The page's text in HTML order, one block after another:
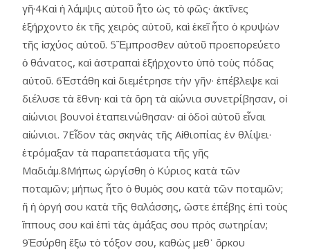
γῆ·4Καὶ ἡ λάμψις αὐτοῦ ἦτο ὡς τὸ φῶς· ἀκτῖνες
ἐξήρχοντο ἐκ τῆς χειρὸς αὐτοῦ, καὶ ἐκεῖ ἦτο ὁ κρυψὼν
τῆς ἰσχύος αὐτοῦ. 5Ἔμπροσθεν αὐτοῦ προεπορεύετο
ὁ θάνατος, καὶ ἀστραπαὶ ἐξήρχοντο ὑπὸ τοὺς πόδας
αὐτοῦ. 6Ἐστάθη καὶ διεμέτρησε τὴν γῆν· ἐπέβλεψε καὶ
διέλυσε τὰ ἔθνη· καὶ τὰ ὄρη τὰ αἰώνια συνετρίβησαν, οἱ
αἰώνιοι βουνοὶ ἐταπεινώθησαν· αἱ ὁδοὶ αὐτοῦ εἶναι
αἰώνιοι. 7Εἶδον τὰς σκηνὰς τῆς Αἰθιοπίας ἐν θλίψει·
ἐτρόμαξαν τὰ παραπετάσματα τῆς γῆς
Μαδιάμ.8Μήπως ὠργίσθη ὁ Κύριος κατὰ τῶν
ποταμῶν; μήπως ἦτο ὁ θυμὸς σου κατὰ τῶν ποταμῶν;
ἤ ἡ ὀργή σου κατὰ τῆς θαλάσσης, ὥστε ἐπέβης ἐπὶ τοὺς
ἵππους σου καὶ ἐπὶ τὰς ἁμάξας σου πρὸς σωτηρίαν;
9Ἐσύρθη ἔξω τὸ τόξον σου, καθὼς μεθ᾿ ὅρκου